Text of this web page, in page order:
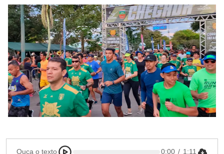
Ouça o texto 0:00 / 1:11